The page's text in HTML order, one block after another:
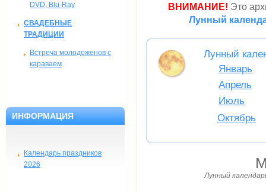
DVD, Blu-Ray
СВАДЕБНЫЕ
ТРАДИЦИИ
Встреча молодоженов с
караваем
ИНФОРМАЦИЯ
Календарь праздников
2026
ВНИМАНИЕ! Это
Лунный
Лунный
Январь
Апрель
Июль
Октябрь
Лунный